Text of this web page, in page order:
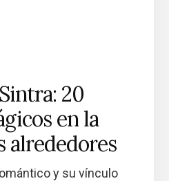
20
en la
alrededores
y su vínculo